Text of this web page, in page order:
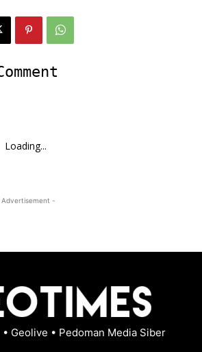
Loading...
-
• Geolive • Pedoman Media Siber